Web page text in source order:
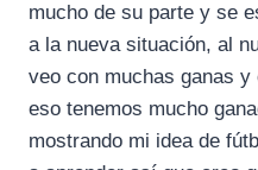
mucho de su parte y se
a la nueva situación, al
veo con muchas ganas
eso tenemos mucho
mostrando mi idea de